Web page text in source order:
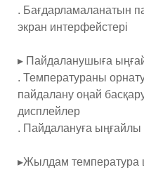
. Бағдарламаланатын
экран интерфейстері
▸ Пайдаланушыға
. Температураны
пайдалану оңай
дисплейлер
. Пайдалануға ыңғайлы
▸Жылдам температура